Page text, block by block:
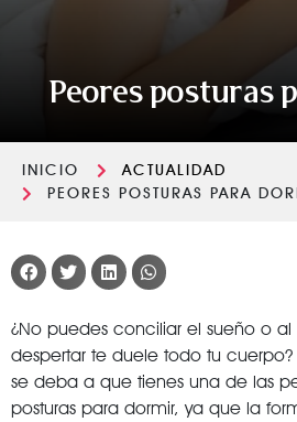
Peores posturas
INICIO
ACTUALIDAD
PEORES POSTURAS PARA
¿No puedes conciliar el sueño o al
despertar te duele todo tu cuerpo?
se deba a que tienes una de las
posturas para dormir, ya que la